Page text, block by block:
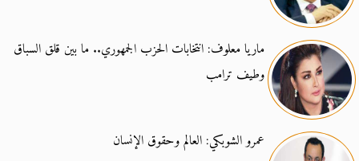
ماريا معلوف: انتخابات الحزب الجمهوري.. ما بين قلق السباق
وطيف ترامب
عمرو الشوبكي: العالم وحقوق الإنسان